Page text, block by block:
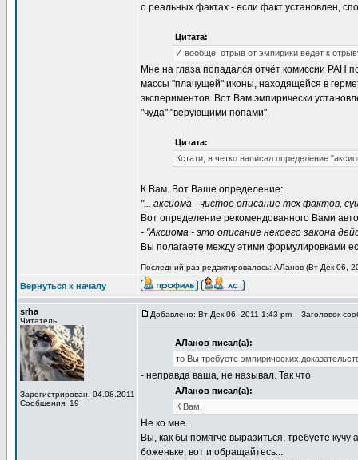
о реальных фактах - если факт установлен,
Цитата:
И вообще, отрыв от эмпирики ведет к
Мне на глаза попадался отчёт комиссии РАН
массы "плачущей" иконы, находящейся в
экспериментов. Вот Вам эмпирически
"чуда" "верующими попами".
Цитата:
Кстати, я четко написал определение
К Вам. Вот Ваше определение:
"... аксиома - чистое описание тех фактов,
Вот определение рекомендованного Вами
- "Аксиома - это описание некоего закона
Вы полагаете между этими формулировками
Последний раз редактировалось: АЛанов (Вт Дек 06,
Вернуться к началу
srha
Читатель
Зарегистрирован: 04.08.2011
Сообщения: 19
Добавлено: Вт Дек 06, 2011 1:43 pm Заголовок
АЛанов писал(а):
то Вы требуете эмпирических
- неправда ваша, не называл. Так что
АЛанов писал(а):
К Вам.
Не ко мне.
Вы, как бы помягче выразиться, требуете
боженьке, вот и обращайтесь...